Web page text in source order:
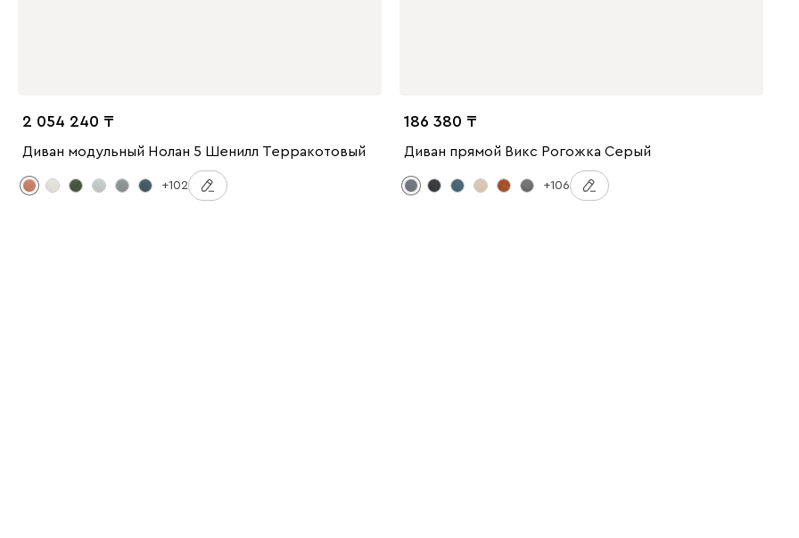
2 054 240
Диван модульный Нолан 5 Шенилл Терракотовый
+102
186 380
Диван прямой Викс Рогожка Серый
+106